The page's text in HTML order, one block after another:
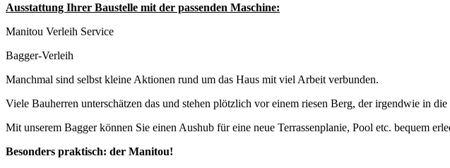
Ausstattung Ihrer Baustelle mit der passenden Maschine:
Manitou Verleih Service
Bagger-Verleih
Manchmal sind selbst kleine Aktionen rund um das Haus mit viel Arbeit verbunden.
Viele Bauherren unterschätzen das und stehen plötzlich vor einem riesen Berg, der irgendwie in
Mit unserem Bagger können Sie einen Aushub für eine neue Terrassenplanie, Pool etc. bequem
Besonders praktisch: der Manitou!